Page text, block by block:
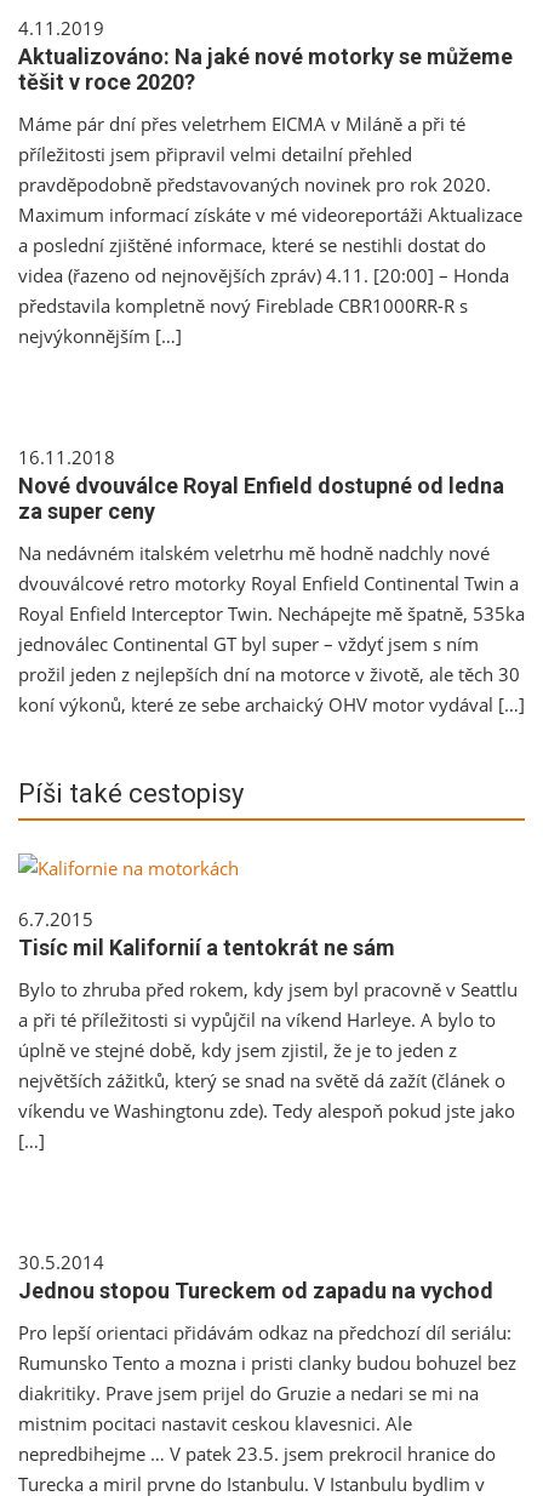
4.11.2019
Aktualizováno: Na jaké nové motorky se můžeme
těšit v roce 2020?
Máme pár dní přes veletrhem EICMA v Miláně a při té
příležitosti jsem připravil velmi detailní přehled
pravděpodobně představovaných novinek pro rok 2020.
Maximum informací získáte v mé videoreportáži Aktualizace
a poslední zjištěné informace, které se nestihli dostat do
videa (řazeno od nejnovějších zpráv) 4.11. [20:00] – Honda
představila kompletně nový Fireblade CBR1000RR-R s
nejvýkonnějším […]
16.11.2018
Nové dvouválce Royal Enfield dostupné od ledna
za super ceny
Na nedávném italském veletrhu mě hodně nadchly nové
dvouválcové retro motorky Royal Enfield Continental Twin a
Royal Enfield Interceptor Twin. Nechápejte mě špatně, 535ka
jednoválec Continental GT byl super – vždyť jsem s ním
prožil jeden z nejlepších dní na motorce v životě, ale těch 30
koní výkonů, které ze sebe archaický OHV motor vydával […]
Píši také cestopisy
6.7.2015
Tisíc mil Kalifornií a tentokrát ne sám
Bylo to zhruba před rokem, kdy jsem byl pracovně v Seattlu
a při té příležitosti si vypůjčil na víkend Harleye. A bylo to
úplně ve stejné době, kdy jsem zjistil, že je to jeden z
největších zážitků, který se snad na světě dá zažít (článek o
víkendu ve Washingtonu zde). Tedy alespoň pokud jste jako
[…]
30.5.2014
Jednou stopou Tureckem od zapadu na vychod
Pro lepší orientaci přidávám odkaz na předchozí díl seriálu:
Rumunsko Tento a mozna i pristi clanky budou bohuzel bez
diakritiky. Prave jsem prijel do Gruzie a nedari se mi na
mistnim pocitaci nastavit ceskou klavesnici. Ale
nepredbihejme … V patek 23.5. jsem prekrocil hranice do
Turecka a miril prvne do Istanbulu. V Istanbulu bydlim v